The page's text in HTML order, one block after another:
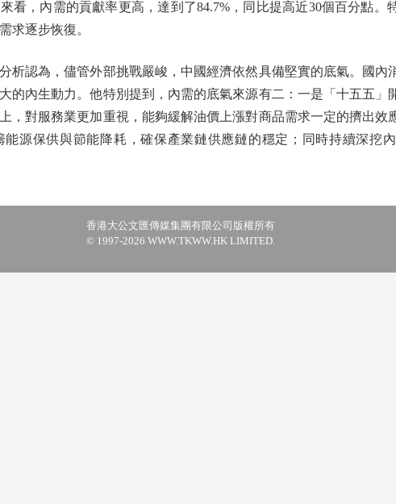
看，內需的貢獻率更高，達到了84.7%，同比提高近30個百分點。
求逐步恢復。
為，儘管外部挑戰嚴峻，中國經濟依然具備堅實的底氣。國內
的內生動力。他特別提到，內需的底氣來源有二：一是「十五五」
，對服務業更加重視，能夠緩解油價上漲對商品需求一定的擠出效
源保供與節能降耗，確保產業鏈供應鏈的穩定；同時持續深挖
香港大公文匯傳媒集團有限公司版權所有
© 1997-2026 WWW.TKWW.HK LIMITED.